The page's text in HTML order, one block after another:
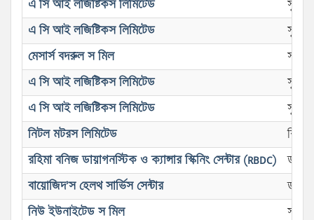
এ সি আই লজিষ্টিকস লিমিটেড
এ সি আই লজিষ্টিকস লিমিটেড
মেসার্স বদরুল স মিল
স’মিল
এ সি আই লজিষ্টিকস লিমিটেড
এ সি আই লজিষ্টিকস লিমিটেড
নিটল মটরস লিমিটেড
রহিমা বনিজ ডায়াগনস্টিক ও ক্যান্সার স্কিনিং সেন্টার (RBDC)
বায়োজিদ’স হেলথ সার্ভিস সেন্টার
নিউ ইউনাইটেড স মিল
স’মিল